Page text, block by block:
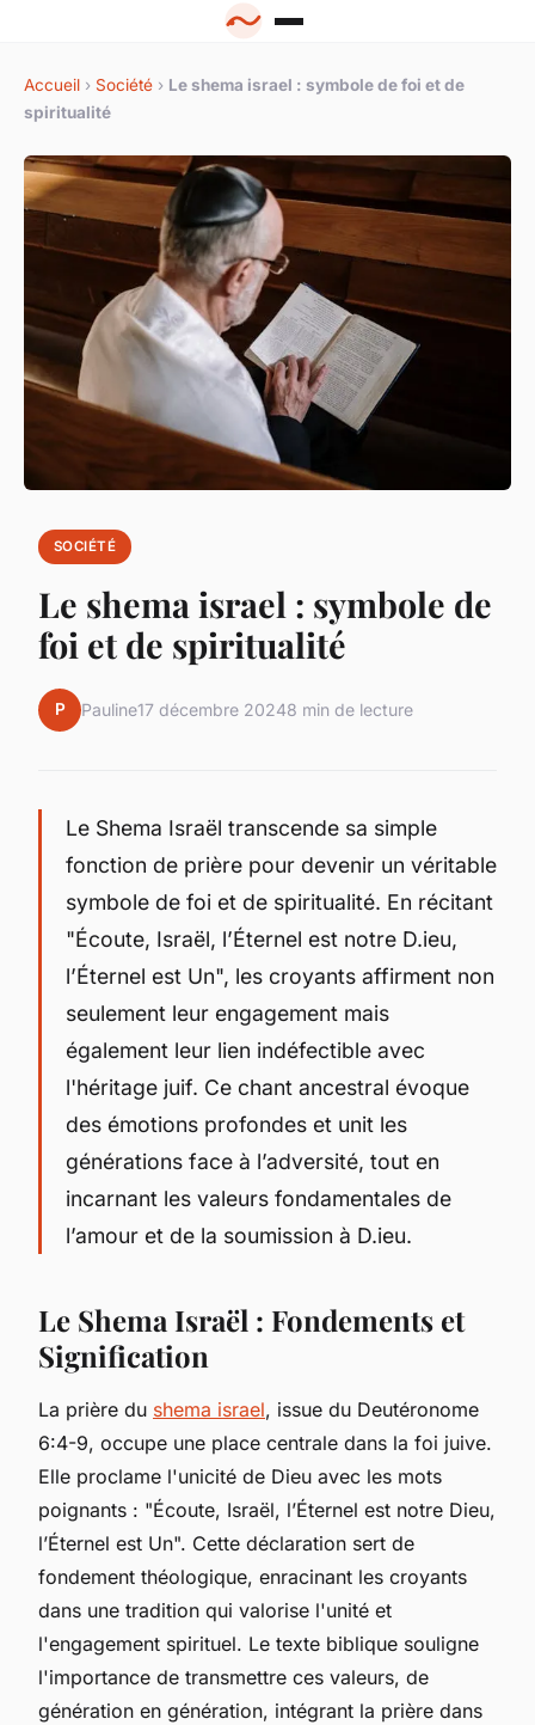
Accueil › Société › Le shema israel : symbole de foi et de
spiritualité
SOCIÉTÉ
Le shema israel : symbole de
foi et de spiritualité
P Pauline17 décembre 20248 min de lecture
Le Shema Israël transcende sa simple
fonction de prière pour devenir un véritable
symbole de foi et de spiritualité. En récitant
"Écoute, Israël, l’Éternel est notre D.ieu,
l’Éternel est Un", les croyants affirment non
seulement leur engagement mais
également leur lien indéfectible avec
l'héritage juif. Ce chant ancestral évoque
des émotions profondes et unit les
générations face à l’adversité, tout en
incarnant les valeurs fondamentales de
l’amour et de la soumission à D.ieu.
Le Shema Israël : Fondements et
Signification
La prière du shema israel, issue du Deutéronome
6:4-9, occupe une place centrale dans la foi juive.
Elle proclame l'unicité de Dieu avec les mots
poignants : "Écoute, Israël, l’Éternel est notre Dieu,
l’Éternel est Un". Cette déclaration sert de
fondement théologique, enracinant les croyants
dans une tradition qui valorise l'unité et
l'engagement spirituel. Le texte biblique souligne
l'importance de transmettre ces valeurs, de
génération en génération, intégrant la prière dans